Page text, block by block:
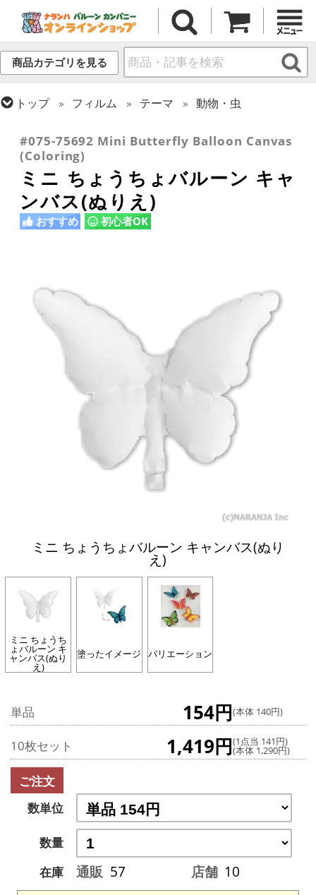
商品カテゴリを見る
トップ フィルム テーマ
動物・虫
#075-75692 Mini Butterfly Balloon Canvas
(Coloring)
ミニ ちょうちょバルーン キャ
ンバス(ぬりえ)
おすすめ 初心者OK
ミニ ちょうちょバルーン キャンバス(ぬり
え)
ミニ ちょうち
ょバルーン キ
ャンバス(ぬり
え)
塗ったイメージ バリエーション
単品 154円(本体 140円)
10枚セット 1,419円(1点当 141円)
(本体 1,290円)
ご注文
数単位
数量
在庫
通販 57 店舗 10